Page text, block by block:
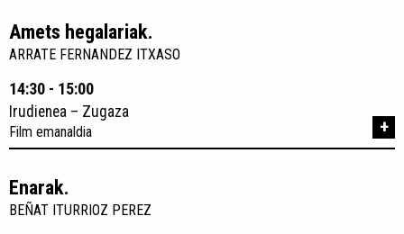
Amets hegalariak.
ARRATE FERNANDEZ ITXASO
14:30 - 15:00
Irudienea – Zugaza
Film emanaldia +
Enarak.
BEÑAT ITURRIOZ PEREZ